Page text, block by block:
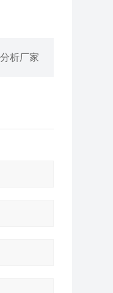
析厂家